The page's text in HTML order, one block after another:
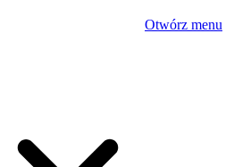
Otwórz menu